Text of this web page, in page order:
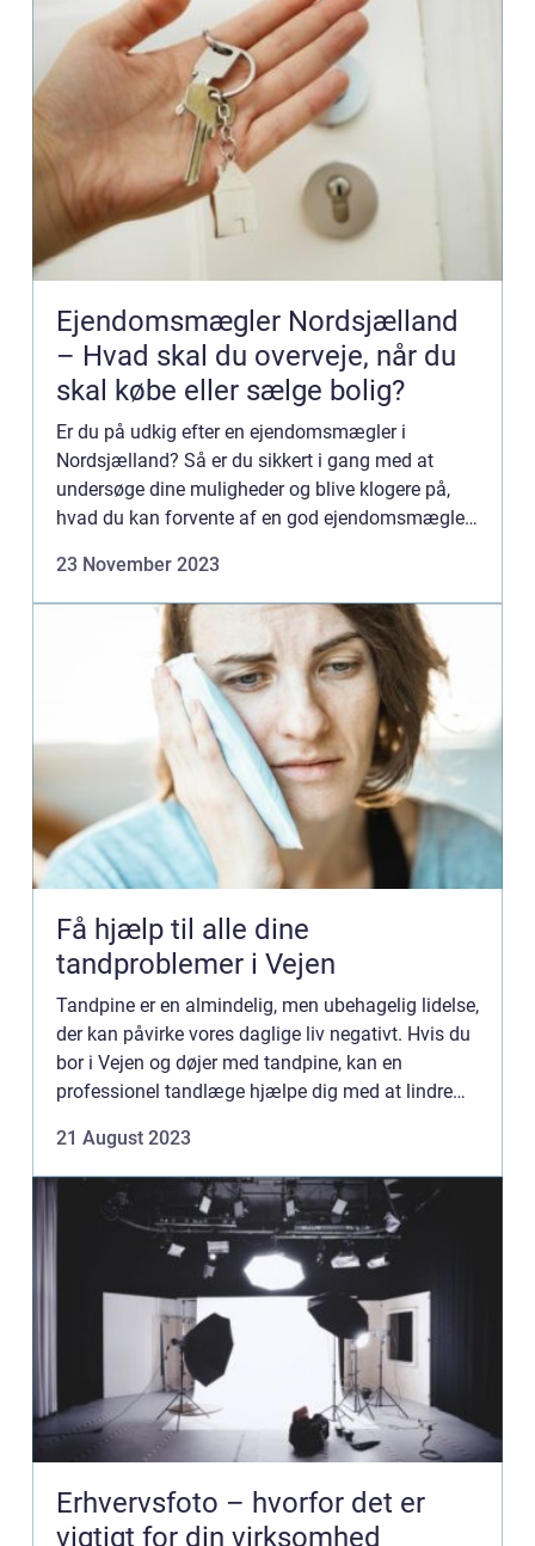
Ejendomsmægler Nordsjælland
– Hvad skal du overveje, når du
skal købe eller sælge bolig?
Er du på udkig efter en ejendomsmægler i
Nordsjælland? Så er du sikkert i gang med at
undersøge dine muligheder og blive klogere på,
hvad du kan forvente af en god ejendomsmægler.
23 November 2023
Få hjælp til alle dine
tandproblemer i Vejen
Tandpine er en almindelig, men ubehagelig lidelse,
der kan påvirke vores daglige liv negativt. Hvis du
bor i Vejen og døjer med tandpine, kan en
professionel tandlæge hjælpe dig med at lindre
21 August 2023
Erhvervsfoto – hvorfor det er
vigtigt for din virksomhed